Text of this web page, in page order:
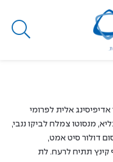
אלית לפרומי
מנסוטו צמלח לביקו ננבי,
דולור סיט אמט,
קינץ תתיח לרעח. לת